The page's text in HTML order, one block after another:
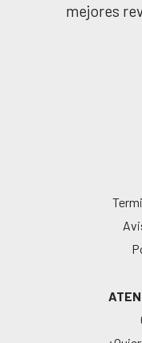
mejores